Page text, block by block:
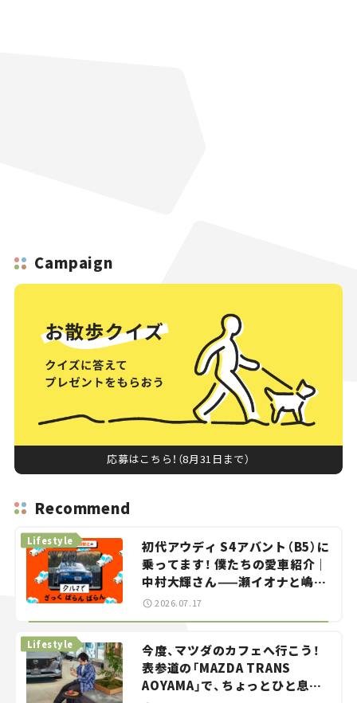
Campaign
応募はこちら！（8月31日まで）
Recommend
初代アウディ S4アバント（B5）に
乗ってます！ 僕たちの愛車紹介｜
中村大輝さん——瀬イオナと嶋田
智之の「クルマでざっくばらんば
Lifestyle
2026.07.17
今度、マツダのカフェへ行こう！
表参道の「MAZDA TRANS
AOYAMA」で、ちょっとひと息。
Lifestyle